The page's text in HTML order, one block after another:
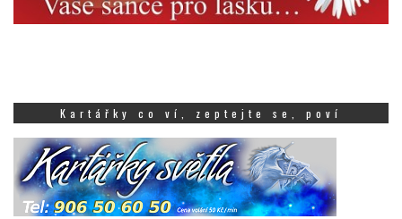
Kartářky co ví, zeptejte se, poví